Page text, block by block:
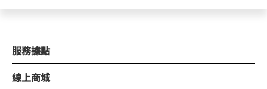
服務據點
線上商城